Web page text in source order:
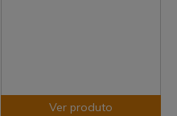
Ver produto